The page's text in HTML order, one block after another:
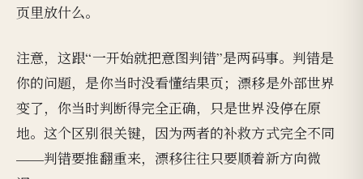
页里放什么。
注意，这跟“一开始就把意图判错”是两码事。判错是
你的问题，是你当时没看懂结果页；漂移是外部世界
变了，你当时判断得完全正确，只是世界没停在原
地。这个区别很关键，因为两者的补救方式完全不同
——判错要推翻重来，漂移往往只要顺着新方向微